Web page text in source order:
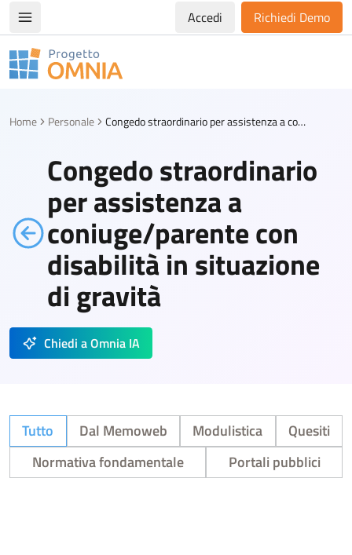
Apri/chiudi menù di navigazioneAccedi Richiedi Demo
Progetto Omnia
Home Personale Congedo straordinario per assistenza a coniuge/parente con disabilità in situazione di gravità
Congedo straordinario
per assistenza a
coniuge/parente con
disabilità in situazione
di gravità
Chiedi a Omnia IA
Tutto Dal Memoweb Modulistica
Quesiti
Normativa fondamentale
Portali pubblici